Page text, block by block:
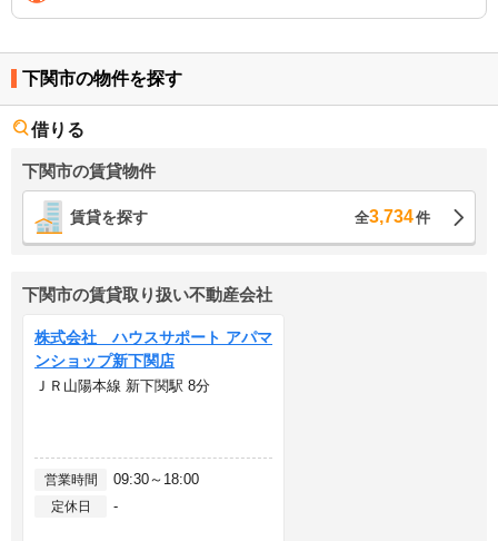
下関市の物件を探す
借りる
下関市の賃貸物件
賃貸を探す 全3,734件
下関市の賃貸取り扱い不動産会社
株式会社 ハウスサポート アパマ
ンショップ新下関店
ＪＲ山陽本線 新下関駅 8分
営業時間 09:30～18:00
定休日 -